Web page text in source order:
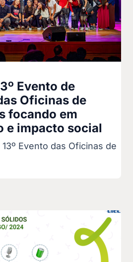
Evento de
Oficinas de
focando em
e impacto social
Evento das Oficinas de